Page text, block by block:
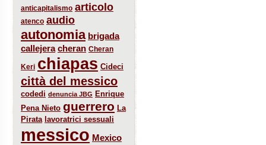
anticapitalismo articolo
atenco audio
autonomia brigada
callejera cheran Cheran
Keri chiapas Cideci
città del messico
codedi denuncia JBG Enrique
Pena Nieto guerrero La
Pirata lavoratrici sessuali
messico Mexico